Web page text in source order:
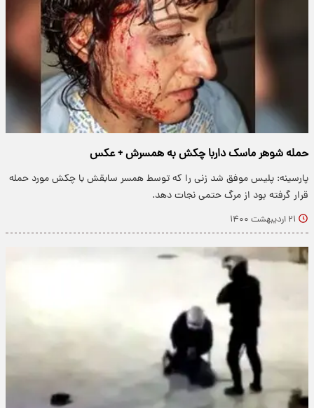
حمله شوهر ماسک داربا چکش به همسرش + عکس
پارسینه: پلیس موفق شد زنی را که توسط همسر سابقش با چکش مورد حمله
قرار گرفته بود از مرگ حتمی نجات دهد.
۲۱ اردیبهشت ۱۴۰۰